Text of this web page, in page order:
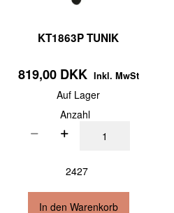
KT1863P TUNIK
819,00 DKK Inkl. MwSt
Auf Lager
Anzahl
2427
In den Warenkorb